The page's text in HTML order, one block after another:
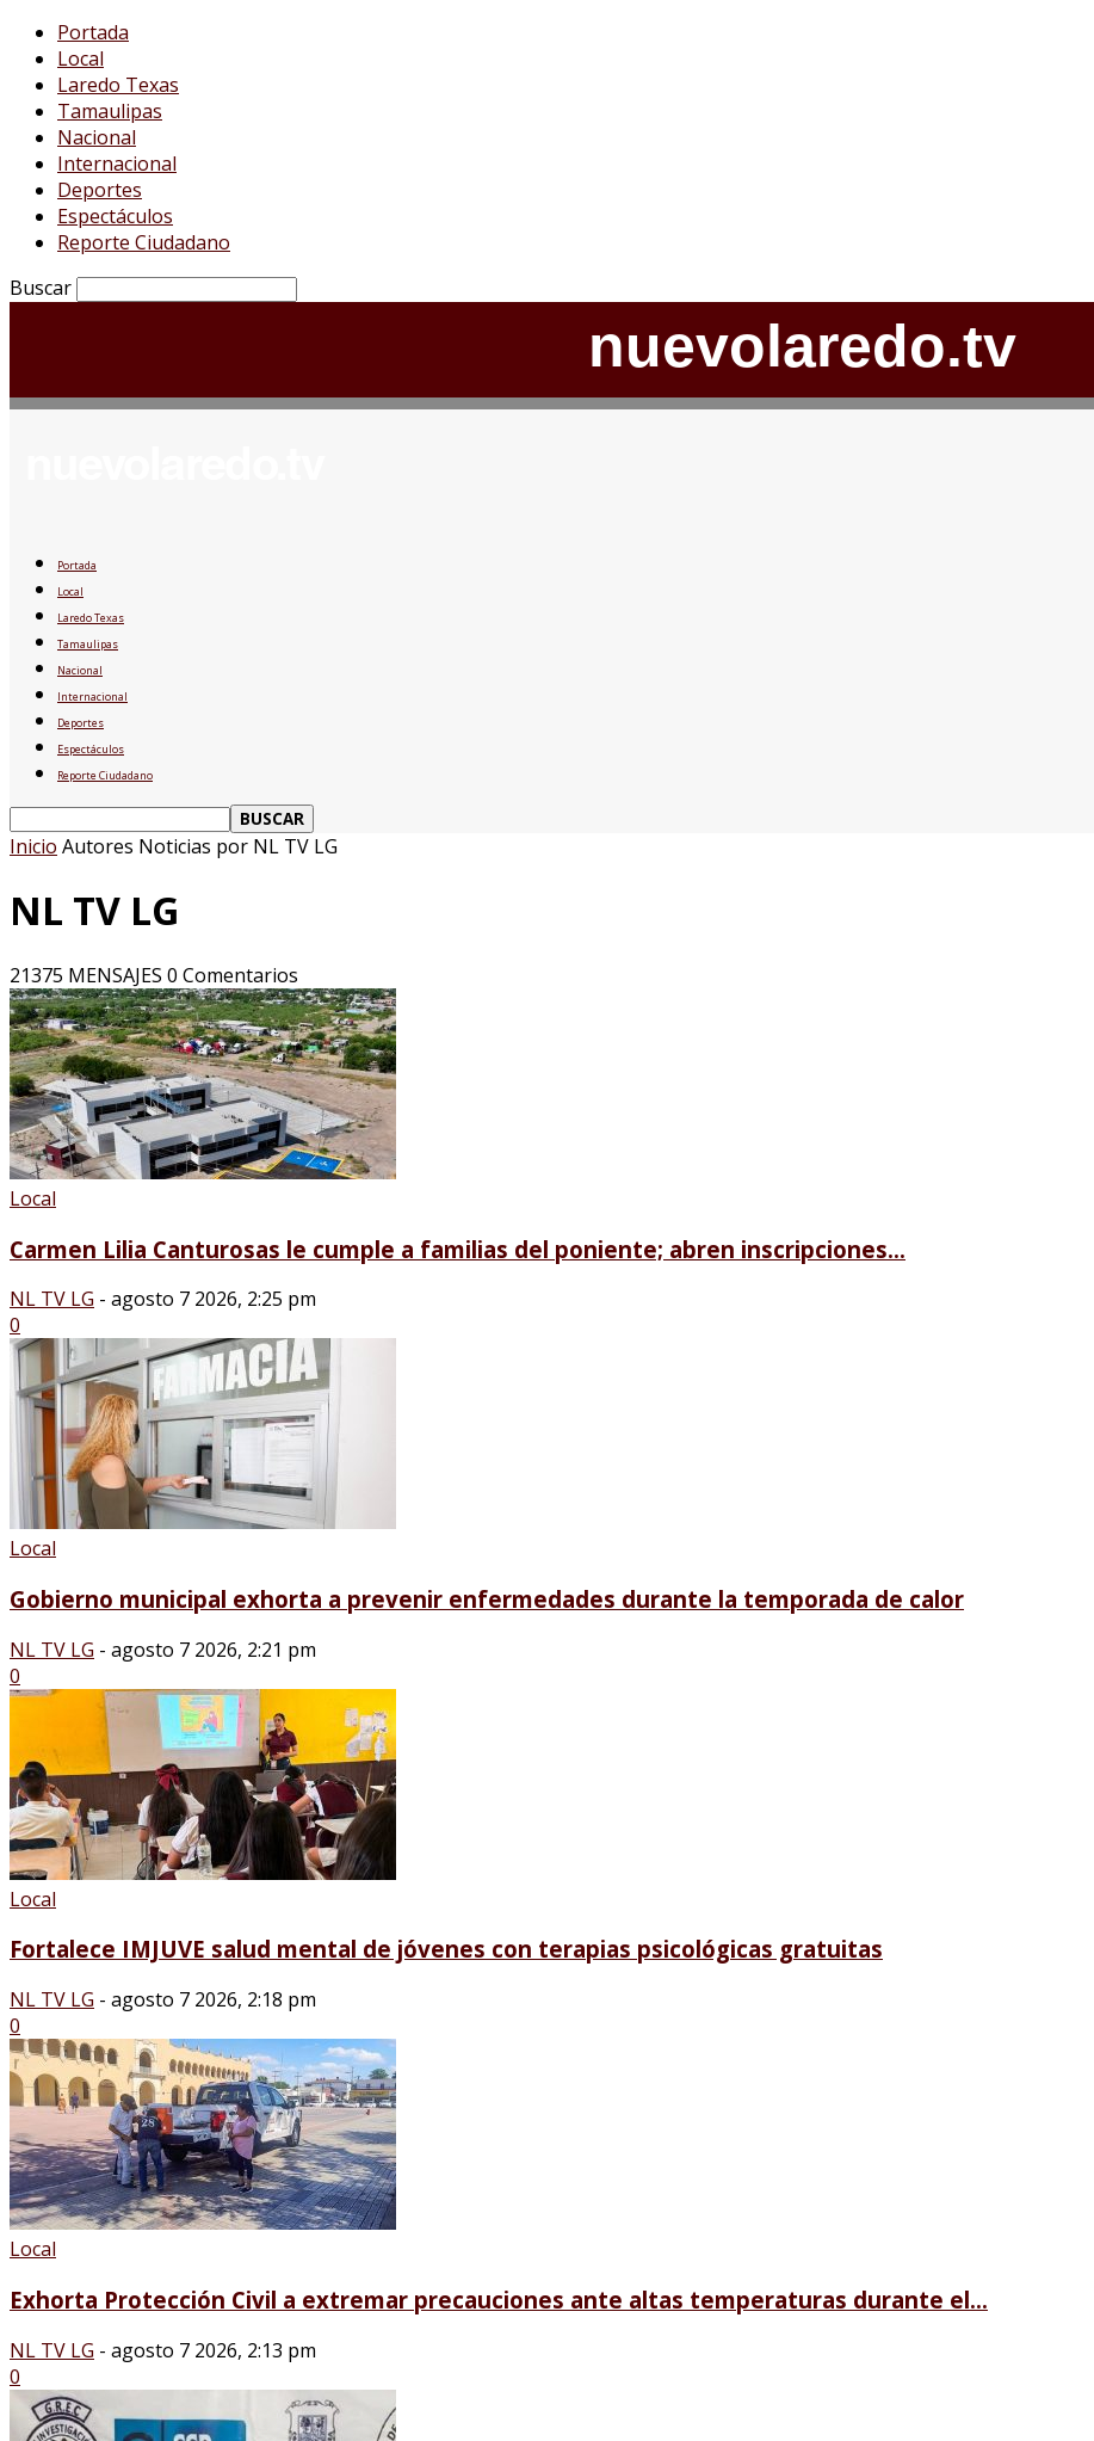
Portada
Local
Laredo Texas
Tamaulipas
Nacional
Internacional
Deportes
Espectáculos
Reporte Ciudadano
Buscar
nuevolaredo.tv
Portada
Local
Laredo Texas
Tamaulipas
Nacional
Internacional
Deportes
Espectáculos
Reporte Ciudadano
Inicio Autores Noticias por NL TV LG
NL TV LG
21375 MENSAJES 0 Comentarios
Local
Carmen Lilia Canturosas le cumple a familias del poniente; abren inscripciones...
NL TV LG - agosto 7 2026, 2:25 pm
0
Local
Gobierno municipal exhorta a prevenir enfermedades durante la temporada de calor
NL TV LG - agosto 7 2026, 2:21 pm
0
Local
Fortalece IMJUVE salud mental de jóvenes con terapias psicológicas gratuitas
NL TV LG - agosto 7 2026, 2:18 pm
0
Local
Exhorta Protección Civil a extremar precauciones ante altas temperaturas durante el...
NL TV LG - agosto 7 2026, 2:13 pm
0